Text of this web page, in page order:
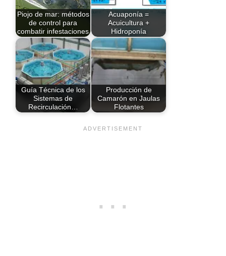
Piojo de mar: métodos
de control para
combatir infestaciones
Acuaponía =
Acuicultura +
Hidroponía
Guía Técnica de los
Sistemas de
Recirculación…
Producción de
Camarón en Jaulas
Flotantes